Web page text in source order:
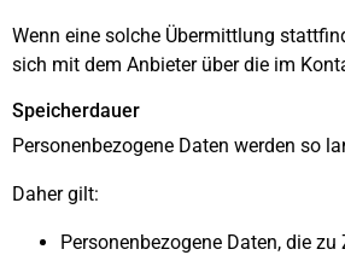
Wenn eine solche Übermittlung
sich mit dem Anbieter über die im
Speicherdauer
Personenbezogene Daten werden so
Daher gilt:
Personenbezogene Daten, die